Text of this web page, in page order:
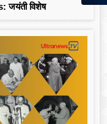
जयंती विशेष